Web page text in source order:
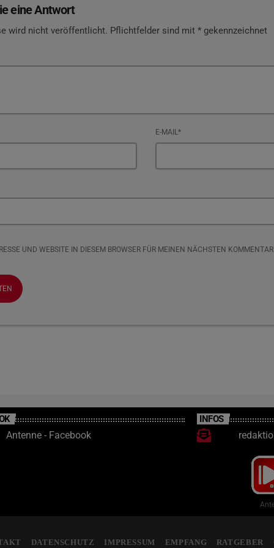
eine Antwort
wird nicht veröffentlicht. Pflichtfelder sind mit * gekennzeichnet
E-MAIL*
UND WEBSITE IN DIESEM BROWSER FÜR MEINEN NÄCHSTEN
Antenne - Facebook
INFOS
DATENSCHUTZ IMPRESSUM EMPFANG RATGEBER